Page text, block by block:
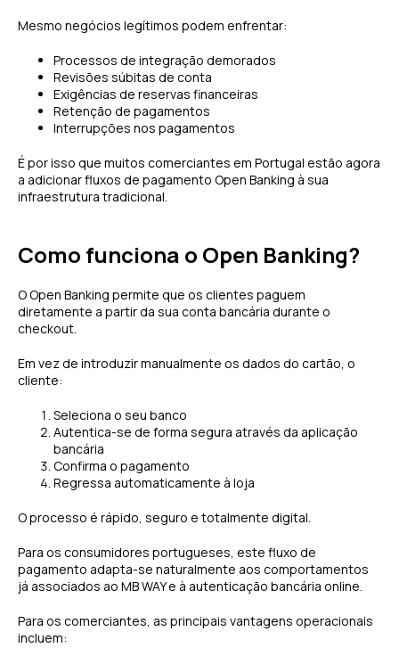
Mesmo negócios legítimos podem enfrentar:
Processos de integração demorados
Revisões súbitas de conta
Exigências de reservas financeiras
Retenção de pagamentos
Interrupções nos pagamentos
É por isso que muitos comerciantes em Portugal estão agora
a adicionar fluxos de pagamento Open Banking à sua
infraestrutura tradicional.
Como funciona o Open Banking?
O Open Banking permite que os clientes paguem
diretamente a partir da sua conta bancária durante o
checkout.
Em vez de introduzir manualmente os dados do cartão, o
cliente:
Seleciona o seu banco
Autentica-se de forma segura através da aplicação
bancária
Confirma o pagamento
Regressa automaticamente à loja
O processo é rápido, seguro e totalmente digital.
Para os consumidores portugueses, este fluxo de
pagamento adapta-se naturalmente aos comportamentos
já associados ao MB WAY e à autenticação bancária online.
Para os comerciantes, as principais vantagens operacionais
incluem: